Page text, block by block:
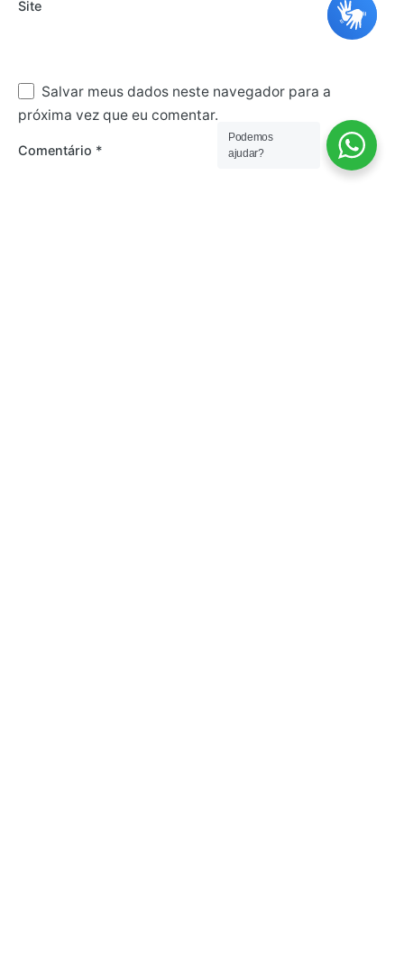
Site
Salvar meus dados neste navegador para a
próxima vez que eu comentar.
Comentário *
Podemos
ajudar?